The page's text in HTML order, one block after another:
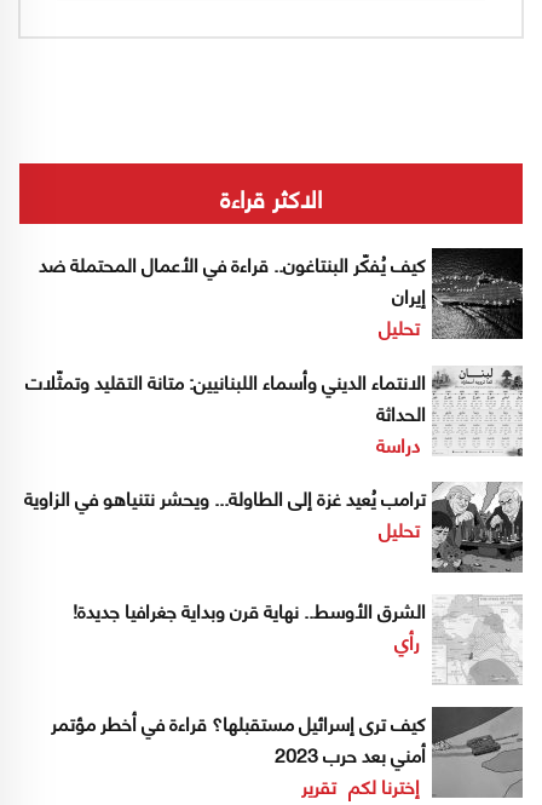
الاكثر قراءة
كيف يُفكّر البنتاغون.. قراءة في الأعمال المحتملة ضد
إيران
تحليل
الانتماء الديني وأسماء اللبنانيين: متانة التقليد وتمثّلات
الحداثة
دراسة
ترامب يُعيد غزة إلى الطاولة... ويحشر نتنياهو في الزاوية
تحليل
الشرق الأوسط.. نهاية قرن وبداية جغرافيا جديدة!
رأي
كيف ترى إسرائيل مستقبلها؟ قراءة في أخطر مؤتمر
أمني بعد حرب 2023
إخترنا لكم تقرير